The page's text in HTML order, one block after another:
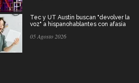
Tec y UT Austin buscan "devolver la
voz" a hispanohablantes con afasia
05 Agosto 2026